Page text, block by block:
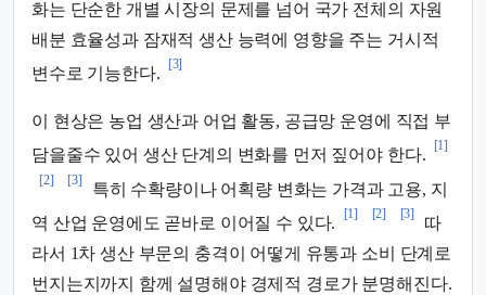
화는 단순한 개별 시장의 문제를 넘어 국가 전체의 자원
배분 효율성과 잠재적 생산 능력에 영향을 주는 거시적
변수로 기능한다.
[3]
이 현상은 농업 생산과 어업 활동, 공급망 운영에 직접 부
담을줄수 있어 생산 단계의 변화를 먼저 짚어야 한다.
[1]
[2] [3]
특히 수확량이나 어획량 변화는 가격과 고용, 지
역 산업 운영에도 곧바로 이어질 수 있다.
[1] [2] [3]
따
라서 1차 생산 부문의 충격이 어떻게 유통과 소비 단계로
번지는지까지 함께 설명해야 경제적 경로가 분명해진다.